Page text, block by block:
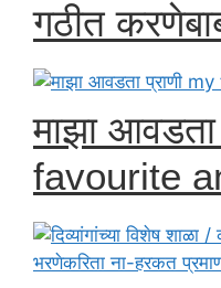
गठीत
माझा
favourite